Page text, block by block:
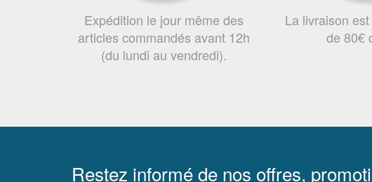
Expédition le jour même des
articles commandés avant 12h
(du lundi au vendredi).
La livraison
de 80€
Restez informé de nos offres,